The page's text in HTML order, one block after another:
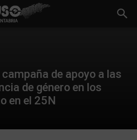
de apoyo a las
de género en los
en el 25N